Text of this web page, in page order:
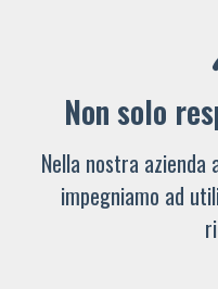
Non solo
Nella nostra
impegniamo ad